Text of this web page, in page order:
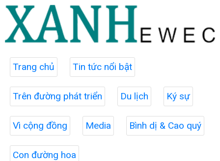
Trang chủ Tin tức nổi bật
Trên đường phát triển Du lịch Ký sự
Vì cộng đồng Media Bình dị & Cao quý
Con đường hoa